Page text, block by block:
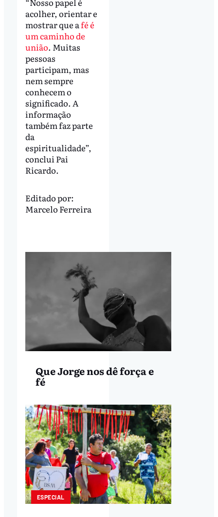
acolher, orientar e
mostrar que afé é
um caminho de
união. Muitas
pessoas
participam, mas
nem sempre
conhecem o
significado. A
informação
também faz parte
da
espiritualidade”,
conclui Pai
Ricardo.
Editado por:
Marcelo Ferreira
Que Jorge nos dê força e
fé
ESPECIAL